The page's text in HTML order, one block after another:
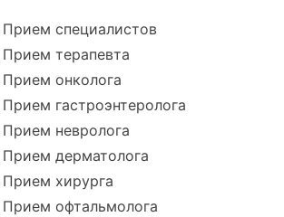
Прием специалистов
Прием терапевта
Прием онколога
Прием гастроэнтеролога
Прием невролога
Прием дерматолога
Прием хирурга
Прием офтальмолога